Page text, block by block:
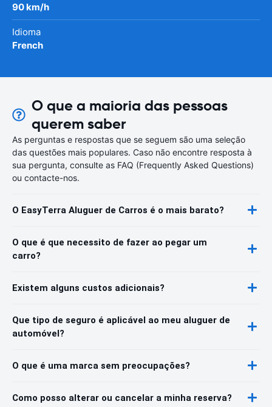
90 km/h
Idioma
French
O que a maioria das pessoas
querem saber
As perguntas e respostas que se seguem são uma seleção
das questões mais populares. Caso não encontre resposta à
sua pergunta, consulte as FAQ (Frequently Asked Questions)
ou contacte-nos.
O EasyTerra Aluguer de Carros é o mais barato?
O que é que necessito de fazer ao pegar um
carro?
Existem alguns custos adicionais?
Que tipo de seguro é aplicável ao meu aluguer de
automóvel?
O que é uma marca sem preocupações?
Como posso alterar ou cancelar a minha reserva?